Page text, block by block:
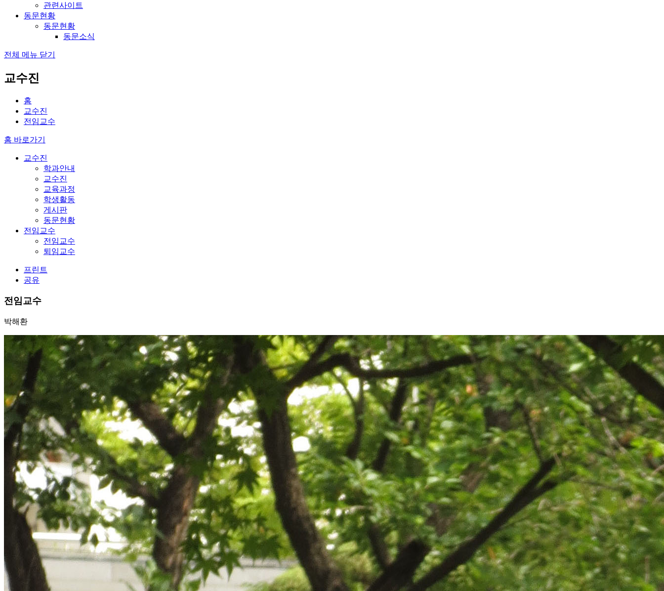
관련사이트
동문현황
동문현황
동문소식
전체 메뉴 닫기
교수진
홈
교수진
전임교수
홈 바로가기
교수진
학과안내
교수진
교육과정
학생활동
게시판
동문현황
전임교수
전임교수
퇴임교수
프린트
공유
전임교수
박해환